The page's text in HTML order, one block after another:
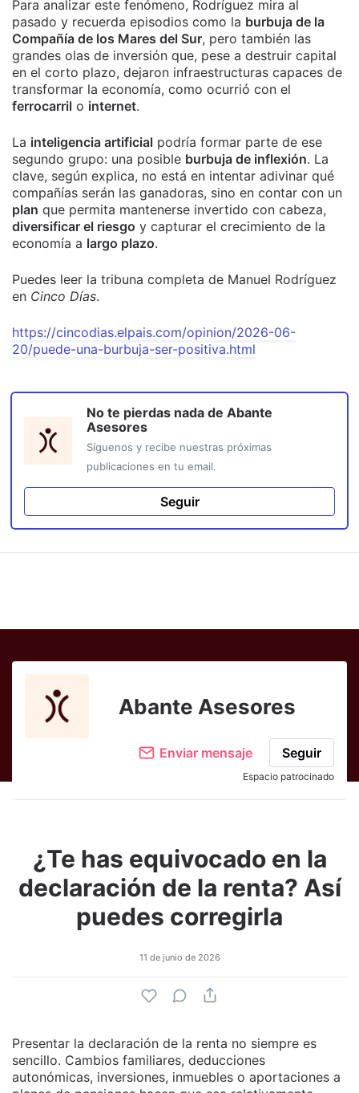
Para analizar este fenómeno, Rodríguez mira al
pasado y recuerda episodios como la burbuja de la
Compañía de los Mares del Sur, pero también las
grandes olas de inversión que, pese a destruir capital
en el corto plazo, dejaron infraestructuras capaces de
transformar la economía, como ocurrió con el
ferrocarril o internet.
La inteligencia artificial podría formar parte de ese
segundo grupo: una posible burbuja de inflexión. La
clave, según explica, no está en intentar adivinar qué
compañías serán las ganadoras, sino en contar con un
plan que permita mantenerse invertido con cabeza,
diversificar el riesgo y capturar el crecimiento de la
economía a largo plazo.
Puedes leer la tribuna completa de Manuel Rodríguez
en Cinco Días.
https://cincodias.elpais.com/opinion/2026-06-
20/puede-una-burbuja-ser-positiva.html
No te pierdas nada de Abante
Asesores
Síguenos y recibe nuestras próximas
publicaciones en tu email.
Seguir
Abante Asesores
Enviar mensaje Seguir
Espacio patrocinado
¿Te has equivocado en la
declaración de la renta? Así
puedes corregirla
11 de junio de 2026
Presentar la declaración de la renta no siempre es
sencillo. Cambios familiares, deducciones
autonómicas, inversiones, inmuebles o aportaciones a